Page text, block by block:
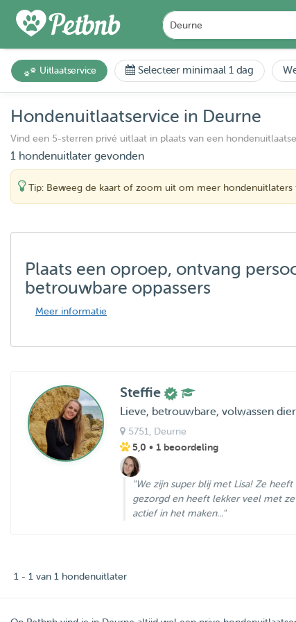
Uitlaatservice Selecteer minimaal 1 dag
Hondenuitlaatservice in Deurne
Vind een 5-sterren privé uitlaat in plaats van een
1 hondenuitlater gevonden
Tip: Beweeg de kaart of zoom uit om meer hondenuitlaters
Plaats een oproep, ontvang
betrouwbare oppassers
Meer informatie
Steffie
Lieve, betrouwbare, volwassen
5751 , Deurne
5,0 • 1 beoordeling
"We zijn super blij met Lisa! Ze
gezorgd en heeft lekker veel met
actief in het maken..."
1 - 1 van 1 hondenuitlater